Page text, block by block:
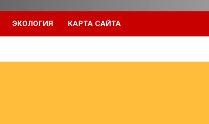
ЭКОЛОГИЯ КАРТА САЙТА